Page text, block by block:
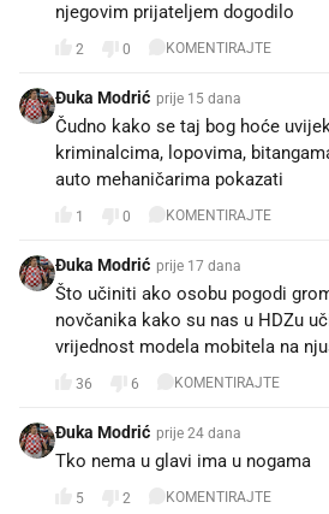
njegovim prijateljem dogodilo
2 0 KOMENTIRAJTE
Đuka Modrić prije 15 dana
Čudno kako se taj bog hoće
kriminalcima, lopovima,
auto mehaničarima pokazati
1 0 KOMENTIRAJTE
Đuka Modrić prije 17 dana
Što učiniti ako osobu pogodi
novčanika kako su nas u HDZu
vrijednost modela mobitela na
36 6 KOMENTIRAJTE
Đuka Modrić prije 24 dana
Tko nema u glavi ima u nogama
5 2 KOMENTIRAJTE